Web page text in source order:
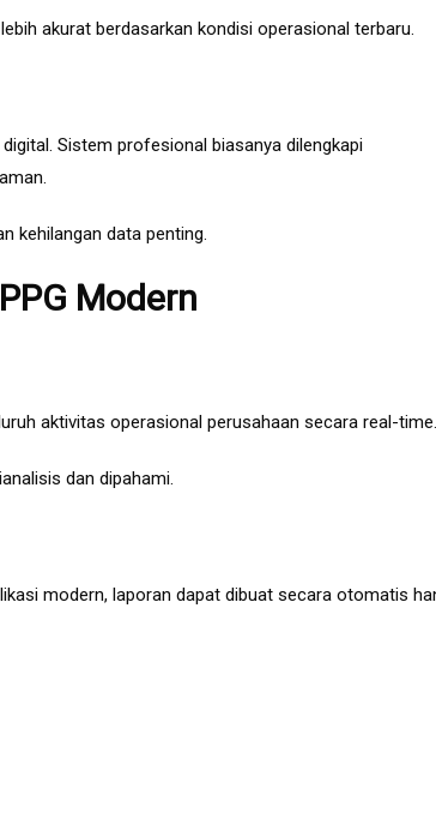
akurat berdasarkan kondisi operasional terbaru.
Sistem profesional biasanya dilengkapi
kehilangan data penting.
Modern
aktivitas operasional perusahaan secara real-time.
dan dipahami.
modern, laporan dapat dibuat secara otomatis